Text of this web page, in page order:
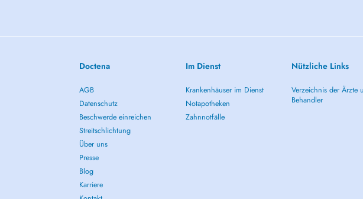
Doctena
AGB
Datenschutz
Beschwerde einreichen
Streitschlichtung
Über uns
Presse
Blog
Karriere
Im Dienst
Krankenhäuser im Dienst
Notapotheken
Zahnnotfälle
Nützliche Links
Verzeichnis der Ärzte
Behandler